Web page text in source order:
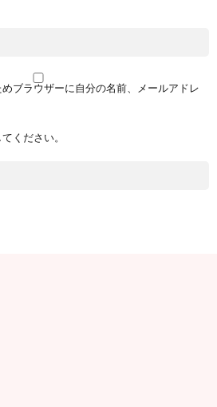
ブラウザーに自分の名前、メールアドレ
ください。